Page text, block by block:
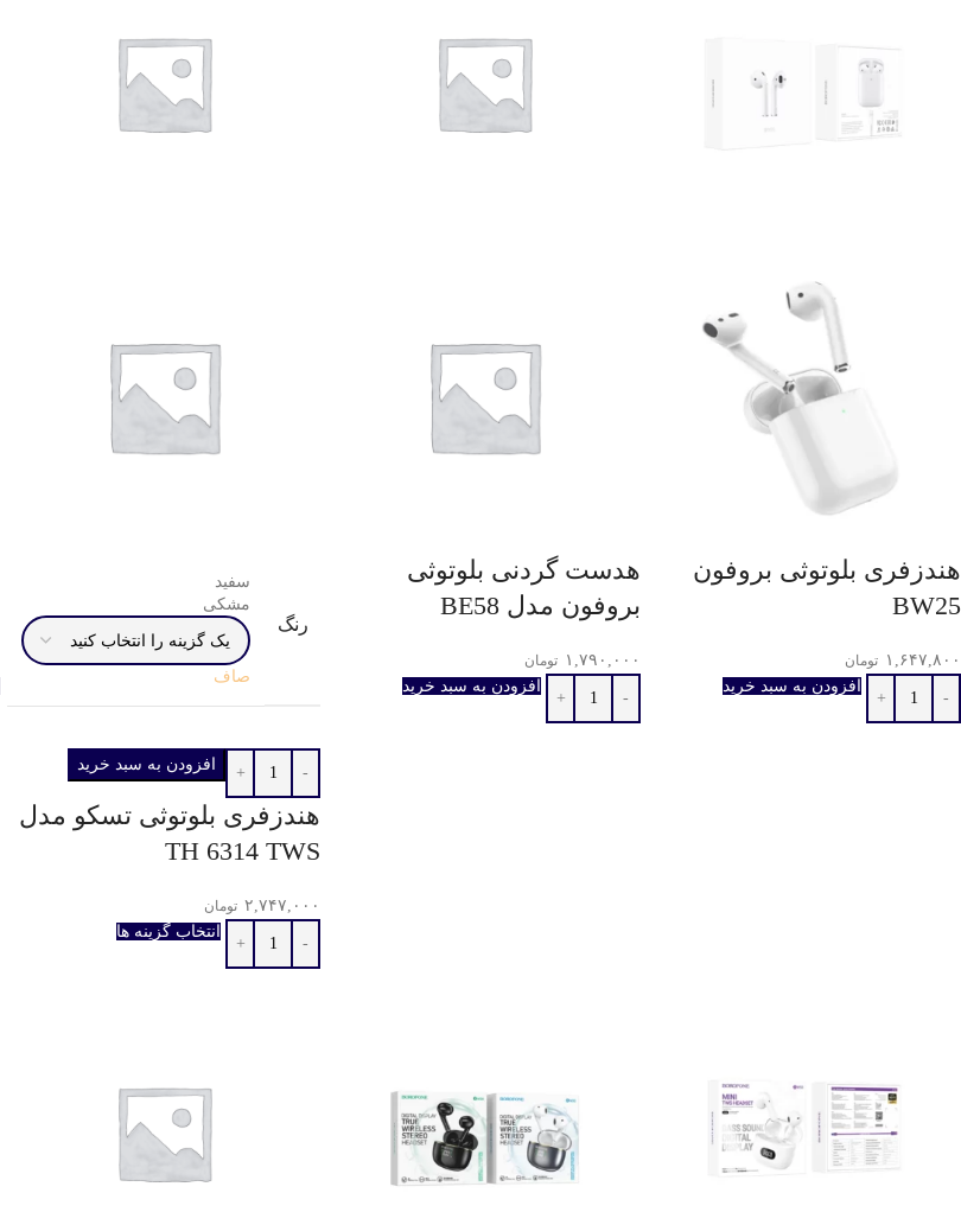
هندزفری بلوتوثی بروفون
BW25
۱,۶۴۷,۸۰۰ تومان
افزودن به سبد خرید
هدست گردنی بلوتوثی
بروفون مدل BE58
۱,۷۹۰,۰۰۰ تومان
افزودن به سبد خرید
رنگ
سفید
مشکی
صاف
افزودن به سبد خرید
هندزفری بلوتوثی تسکو مدل
TH 6314 TWS
۲,۷۴۷,۰۰۰ تومان
انتخاب گزینه ها